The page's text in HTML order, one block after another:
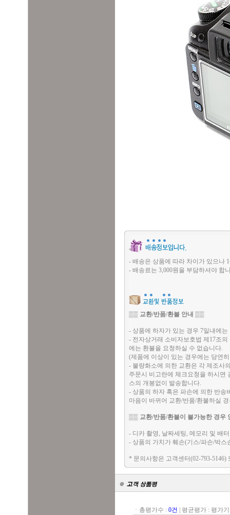
- 배송은 상품에 따라 차이가 있으나
- 배송료는 3,000원을 부담하셔야 합
▒▒ 교환/반품/환불 안내 ▒▒
- 상품에 하자가 있는 경우 7일내에
- 전자상거래 소비자보호법 제17조
에는 환불을 요청하실 수 없습니다.
(제품에 이상이 있는 경우에는 당연
- 불량화소에 의한 교환은 각 제조사
주문시 비고란에 체크요청을 하시면
스의 개봉없이 발송합니다.
- 상품의 하자 혹은 파손에 의한 반송
마음이 바뀌어 교환/반품/환불하실
▒▒ 교환/반품/환불이 불가능한 경우
- 디카 촬영, 날짜세팅, 메모리 및 배
- 상품의 가치가 훼손(기스/파손/박
* 문의사항은 고객센터(02-793-5146)
ㆍ총평가수 : 0건 평균평가 : 평가